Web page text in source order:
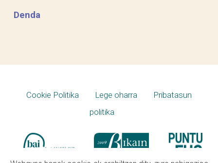
Denda
Cookie Politika Lege oharra
Pribatasun
politika